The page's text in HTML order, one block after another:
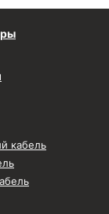
кабель